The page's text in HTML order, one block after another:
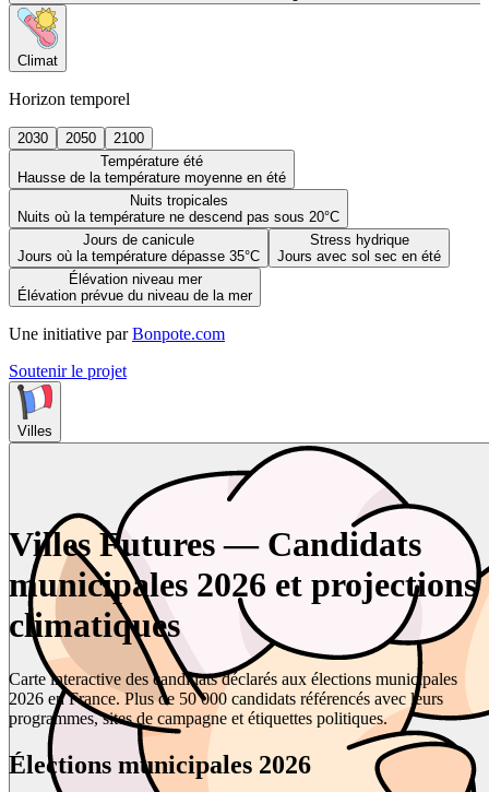
Climat
Horizon temporel
2030 2050
2100
Température été
Hausse de la température moyenne en été
Nuits tropicales
Nuits où la température ne descend pas sous 20°C
Jours de canicule
Jours où la température dépasse 35°C
Stress hydrique
Jours avec sol sec en été
Élévation niveau mer
Élévation prévue du niveau de la mer
Une initiative par Bonpote.com
Soutenir le projet
Villes
Villes Futures — Candidats
municipales 2026 et projections
climatiques
Carte interactive des candidats déclarés aux élections municipales
2026 en France. Plus de 50 000 candidats référencés avec leurs
programmes, sites de campagne et étiquettes politiques.
Élections municipales 2026